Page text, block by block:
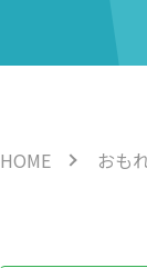
HOME おも